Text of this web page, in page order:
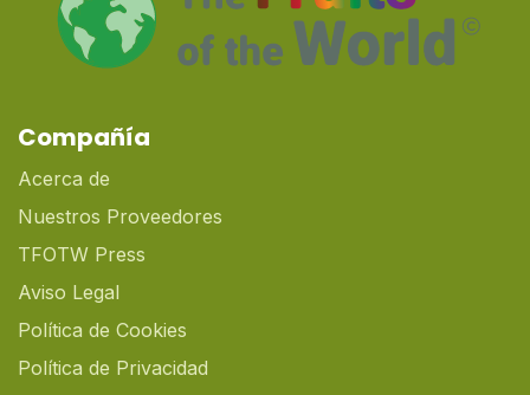
Compañía
Acerca de
Nuestros Proveedores
TFOTW Press
Aviso Legal
Política de Cookies
Política de Privacidad